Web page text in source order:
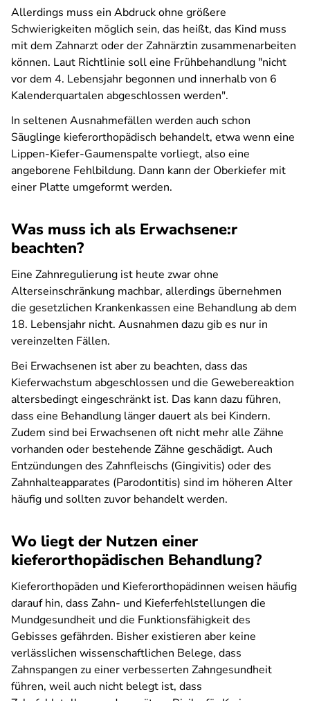
Allerdings muss ein Abdruck ohne größere
Schwierigkeiten möglich sein, das heißt, das Kind muss
mit dem Zahnarzt oder der Zahnärztin zusammenarbeiten
können. Laut Richtlinie soll eine Frühbehandlung "nicht
vor dem 4. Lebensjahr begonnen und innerhalb von 6
Kalenderquartalen abgeschlossen werden".
In seltenen Ausnahmefällen werden auch schon
Säuglinge kieferorthopädisch behandelt, etwa wenn eine
Lippen-Kiefer-Gaumenspalte vorliegt, also eine
angeborene Fehlbildung. Dann kann der Oberkiefer mit
einer Platte umgeformt werden.
Was muss ich als Erwachsene:r
beachten?
Eine Zahnregulierung ist heute zwar ohne
Alterseinschränkung machbar, allerdings übernehmen
die gesetzlichen Krankenkassen eine Behandlung ab dem
18. Lebensjahr nicht. Ausnahmen dazu gib es nur in
vereinzelten Fällen.
Bei Erwachsenen ist aber zu beachten, dass das
Kieferwachstum abgeschlossen und die Gewebereaktion
altersbedingt eingeschränkt ist. Das kann dazu führen,
dass eine Behandlung länger dauert als bei Kindern.
Zudem sind bei Erwachsenen oft nicht mehr alle Zähne
vorhanden oder bestehende Zähne geschädigt. Auch
Entzündungen des Zahnfleischs (Gingivitis) oder des
Zahnhalteapparates (Parodontitis) sind im höheren Alter
häufig und sollten zuvor behandelt werden.
Wo liegt der Nutzen einer
kieferorthopädischen Behandlung?
Kieferorthopäden und Kieferorthopädinnen weisen häufig
darauf hin, dass Zahn- und Kieferfehlstellungen die
Mundgesundheit und die Funktionsfähigkeit des
Gebisses gefährden. Bisher existieren aber keine
verlässlichen wissenschaftlichen Belege, dass
Zahnspangen zu einer verbesserten Zahngesundheit
führen, weil auch nicht belegt ist, dass